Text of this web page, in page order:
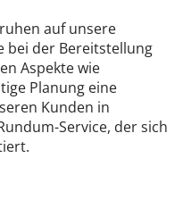
auf unsere
bei der Bereitstellung
Aspekte wie
Planung eine
Kunden in
Service, der sich